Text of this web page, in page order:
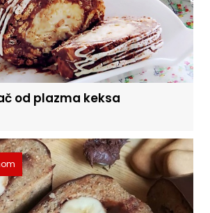
od plazma keksa